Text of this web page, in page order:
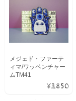
メジェド・ファーテ
ィマ/ワッペンチャー
ムTM41
¥3,850